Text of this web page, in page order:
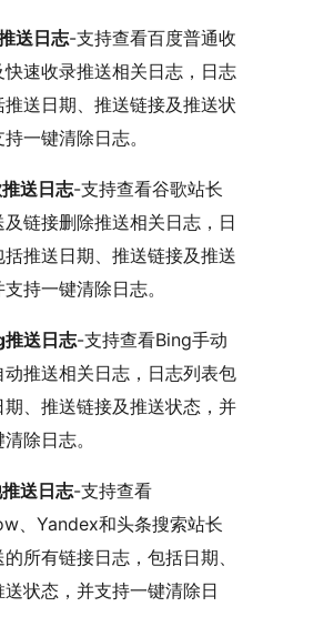
送日志-支持查看百度普通收
快速收录推送相关日志，日志
推送日期、推送链接及推送状
一键清除日志。
送日志-支持查看谷歌站长
链接删除推送相关日志，日
括推送日期、推送链接及推送
持一键清除日志。
送日志-支持查看Bing手动
动推送相关日志，日志列表包
期、推送链接及推送状态，并
除日志。
送日志-支持查看
、Yandex和头条搜索站长
所有链接日志，包括日期、
状态，并支持一键清除日